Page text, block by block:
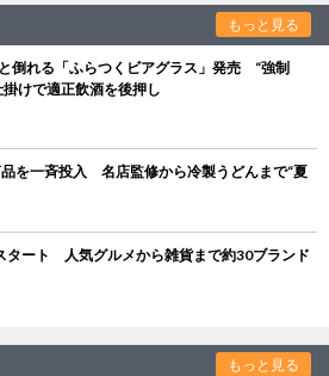
もっと見る
倒れる「ふらつくビアグラス」発売 “強制
けで適正飲酒を後押し
を一斉投入 名店監修から冷製うどんまで“夏
タート 人気グルメから雑貨まで約30ブランド
もっと見る